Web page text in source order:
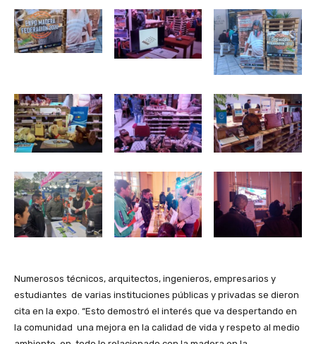
Numerosos técnicos, arquitectos, ingenieros, empresarios y
estudiantes de varias instituciones públicas y privadas se dieron
cita en la expo. “Esto demostró el interés que va despertando en
la comunidad una mejora en la calidad de vida y respeto al medio